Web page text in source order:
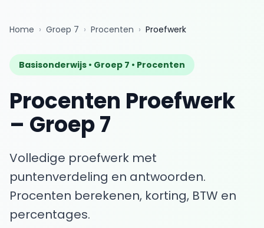
Home › Groep 7 › Procenten › Proefwerk
Basisonderwijs • Groep 7 • Procenten
Procenten Proefwerk
– Groep 7
Volledige proefwerk met
puntenverdeling en antwoorden.
Procenten berekenen, korting, BTW en
percentages.